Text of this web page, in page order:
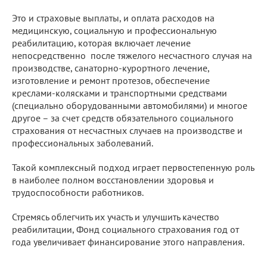
Это и страховые выплаты, и оплата расходов на
медицинскую, социальную и профессиональную
реабилитацию, которая включает лечение
непосредственно после тяжелого несчастного случая на
производстве, санаторно-курортного лечение,
изготовление и ремонт протезов, обеспечение
креслами-колясками и транспортными средствами
(специально оборудованными автомобилями) и многое
другое – за счет средств обязательного социального
страхования от несчастных случаев на производстве и
профессиональных заболеваний.
Такой комплексный подход играет первостепенную роль
в наиболее полном восстановлении здоровья и
трудоспособности работников.
Стремясь облегчить их участь и улучшить качество
реабилитации, Фонд социального страхования год от
года увеличивает финансирование этого направления.